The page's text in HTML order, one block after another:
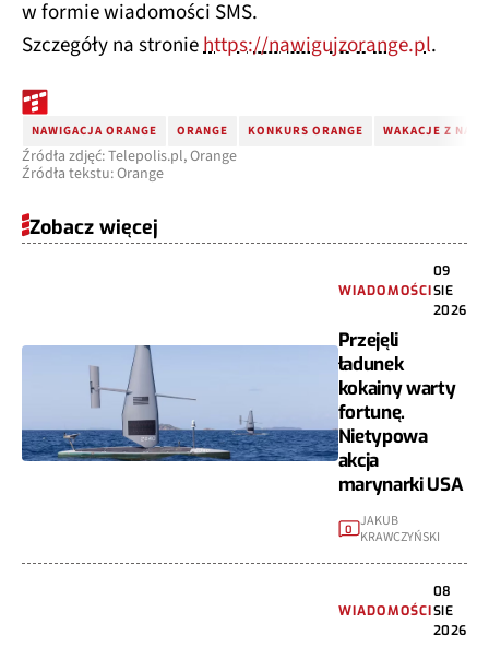
w formie wiadomości SMS.
Szczegóły na stroniehttps://nawigujzorange.pl.
NAWIGACJA ORANGE ORANGE KONKURS ORANGE WAKACJE Z
Źródła zdjęć: Telepolis.pl, Orange
Źródła tekstu: Orange
Zobacz więcej
WIADOMOŚCI
09
SIE
2026
Przejęli
ładunek
kokainy warty
fortunę.
Nietypowa
akcja
marynarki USA
0 JAKUB
KRAWCZYŃSKI
WIADOMOŚCI
08
SIE
2026